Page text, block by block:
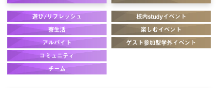
遊び/リフレッシュ
寮生活
アルバイト
コミュニティ
チーム
校内studyイベント
楽しむイベント
ゲスト参加型学外イベント